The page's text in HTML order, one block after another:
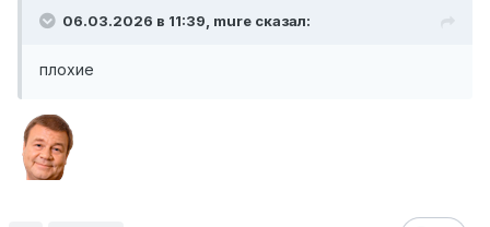
06.03.2026 в 11:39, mure сказал:
плохие